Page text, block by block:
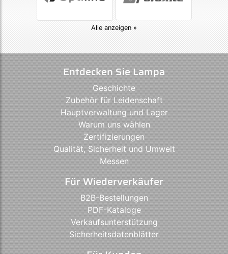
Alle anzeigen »
Entdecken Sie Lampa
Geschichte
Zubehör für Leidenschaft
Hauptverwaltung und Lager
Warum uns wählen
Zertifizierungen
Qualität, Sicherheit und Umwelt
Messen
Für Wiederverkäufer
B2B-Bestellungen
PDF-Kataloge
Verkaufsunterstützung
Sicherheitsdatenblätter